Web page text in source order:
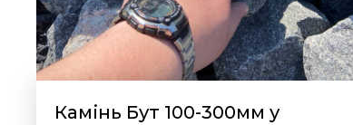
Камінь Бут 100-300мм у